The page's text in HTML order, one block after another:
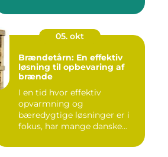
05. okt
Brændetårn: En effektiv
løsning til opbevaring af
brænde
I en tid hvor effektiv
opvarmning og
bæredygtige løsninger er i
fokus, har mange danske...